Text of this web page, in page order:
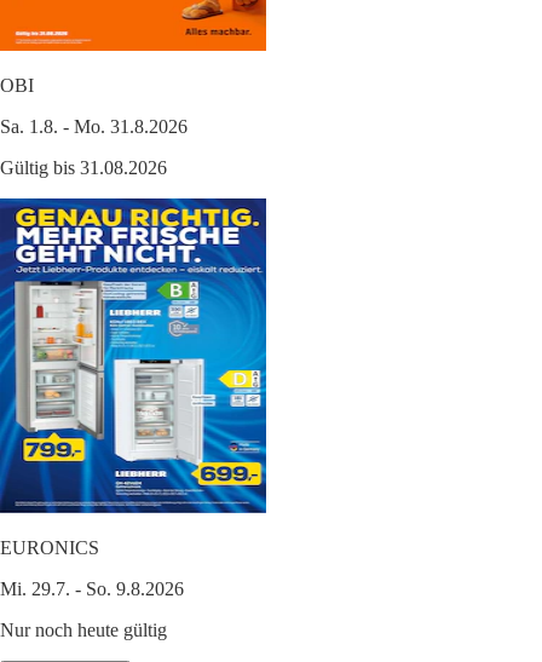
OBI
Sa. 1.8. - Mo. 31.8.2026
Gültig bis 31.08.2026
EURONICS
Mi. 29.7. - So. 9.8.2026
Nur noch heute gültig